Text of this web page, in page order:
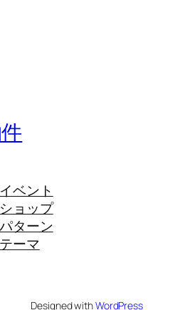
イベント
ショップ
パターン
テーマ
Designed withWordPress